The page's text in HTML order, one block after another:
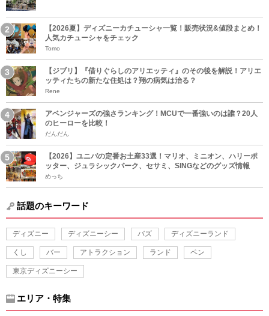
【2026夏】ディズニーカチューシャ一覧！販売状況&値段まとめ！
人気カチューシャをチェック
Tomo
【ジブリ】『借りぐらしのアリエッティ』のその後を解説！アリエ
ッティたちの新たな住処は？翔の病気は治る？
Rene
アベンジャーズの強さランキング！MCUで一番強いのは誰？20人
のヒーローを比較！
だんだん
【2026】ユニバの定番お土産33選！マリオ、ミニオン、ハリーポ
ッター、ジュラシックパーク、セサミ、SINGなどのグッズ情報
めっち
話題のキーワード
ディズニー ディズニーシー バズ ディズニーランド
くし バー アトラクション ランド ペン
東京ディズニーシー
エリア・特集